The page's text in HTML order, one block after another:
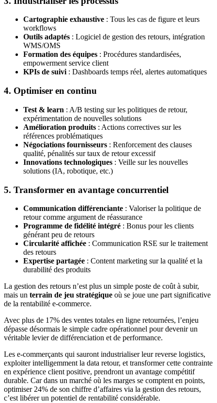
Cartographie exhaustive : Tous les cas de figure et leurs
workflows
Outils adaptés : Logiciel de gestion des retours, intégration
WMS/OMS
Formation des équipes : Procédures standardisées,
empowerment service client
KPIs de suivi : Dashboards temps réel, alertes automatiques
4. Optimiser en continu
Test & learn : A/B testing sur les politiques de retour,
expérimentation de nouvelles solutions
Amélioration produits : Actions correctives sur les
références problématiques
Négociations fournisseurs : Renforcement des clauses
qualité, pénalités sur taux de retour excessif
Innovations technologiques : Veille sur les nouvelles
solutions (IA, robotique, etc.)
5. Transformer en avantage concurrentiel
Communication différenciante : Valoriser la politique de
retour comme argument de réassurance
Programme de fidélité intégré : Bonus pour les clients
générant peu de retours
Circularité affichée : Communication RSE sur le traitement
des retours
Expertise partagée : Content marketing sur la qualité et la
durabilité des produits
La gestion des retours n’est plus un simple poste de coût à subir,
mais un terrain de jeu stratégique où se joue une part significative
de la rentabilité e-commerce.
Avec plus de 17% des ventes totales en ligne retournées, l’enjeu
dépasse désormais le simple cadre opérationnel pour devenir un
véritable levier de différenciation et de performance.
Les e-commerçants qui sauront industrialiser leur reverse logistics,
exploiter intelligemment la data retour, et transformer cette contrainte
en expérience client positive, prendront un avantage compétitif
durable. Car dans un marché où les marges se comptent en points,
optimiser 24% de son chiffre d’affaires via la gestion des retours,
c’est libérer un potentiel de rentabilité considérable.